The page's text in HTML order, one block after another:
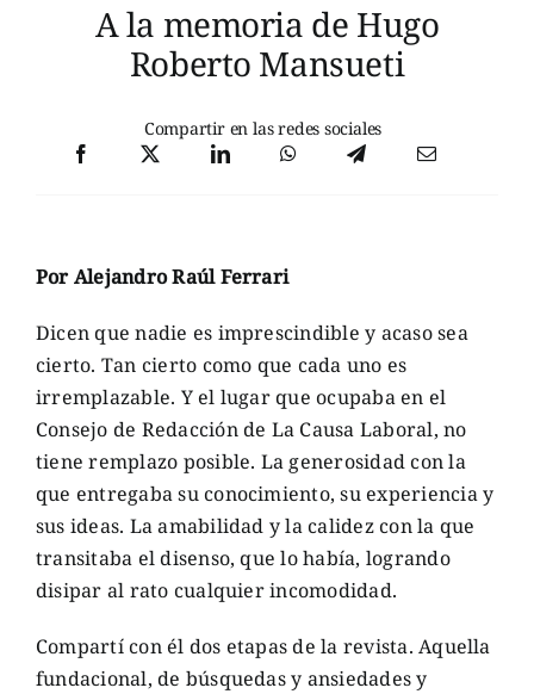
A la memoria de Hugo
Roberto Mansueti
Compartir en las redes sociales
Por Alejandro Raúl Ferrari
Dicen que nadie es imprescindible y acaso sea
cierto. Tan cierto como que cada uno es
irremplazable. Y el lugar que ocupaba en el
Consejo de Redacción de La Causa Laboral, no
tiene remplazo posible. La generosidad con la
que entregaba su conocimiento, su experiencia y
sus ideas. La amabilidad y la calidez con la que
transitaba el disenso, que lo había, logrando
disipar al rato cualquier incomodidad.
Compartí con él dos etapas de la revista. Aquella
fundacional, de búsquedas y ansiedades y